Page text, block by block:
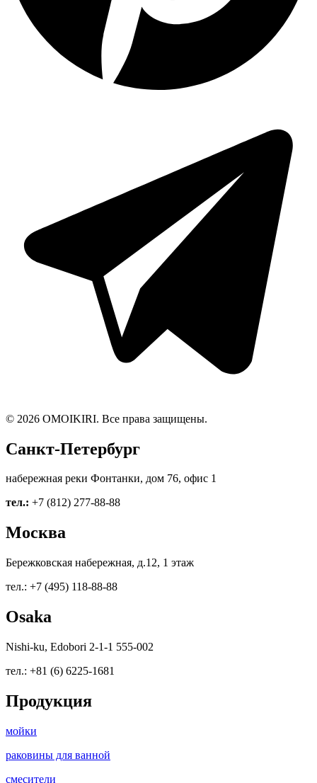
© 2026 OMOIKIRI. Все права защищены.
Санкт-Петербург
набережная реки Фонтанки, дом 76, офис 1
тел.: +7 (812) 277-88-88
Москва
Бережковская набережная, д.12, 1 этаж
тел.: +7 (495) 118-88-88
Osaka
Nishi-ku, Edobori 2-1-1 555-002
тел.: +81 (6) 6225-1681
Продукция
мойки
раковины для ванной
смесители